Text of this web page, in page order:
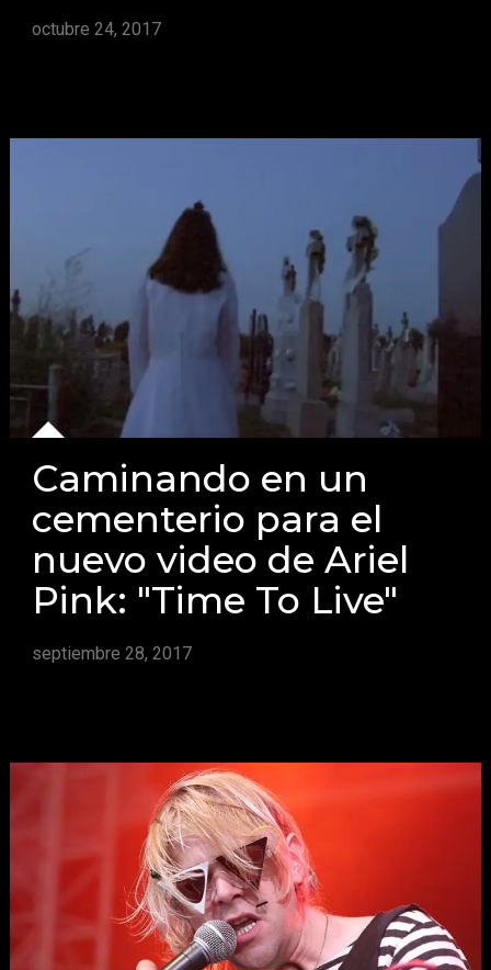
octubre 24, 2017
Caminando en un
cementerio para el
nuevo video de Ariel
Pink: "Time To Live"
septiembre 28, 2017